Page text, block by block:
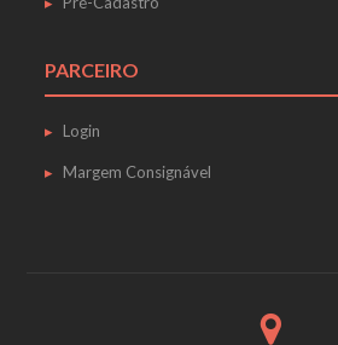
PARCEIRO
Login
Margem Consignável